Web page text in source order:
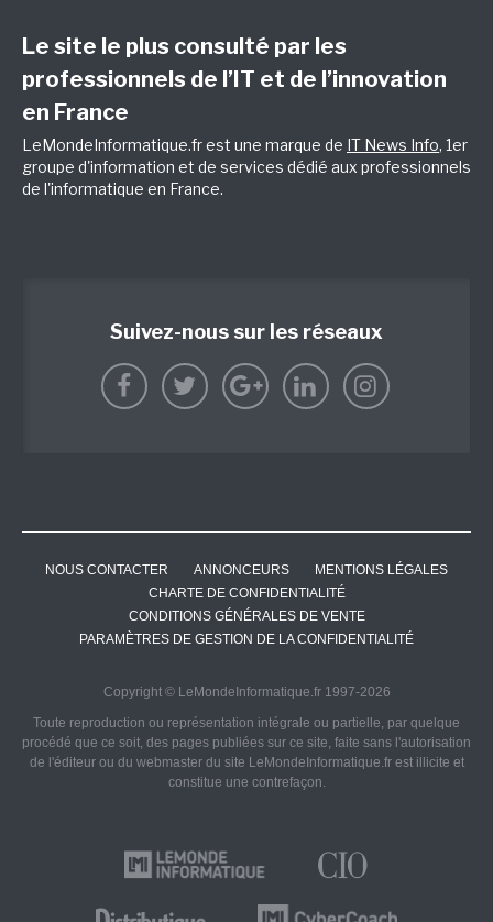
Le site le plus consulté par les
professionnels de l’IT et de l’innovation
en France
LeMondeInformatique.fr est une marque de IT News Info, 1er
groupe d'information et de services dédié aux professionnels
de l'informatique en France.
Suivez-nous sur les réseaux
NOUS CONTACTER ANNONCEURS
MENTIONS LÉGALES
CHARTE DE CONFIDENTIALITÉ
CONDITIONS GÉNÉRALES DE VENTE
PARAMÈTRES DE GESTION DE LA CONFIDENTIALITÉ
Copyright © LeMondeInformatique.fr 1997-2026
Toute reproduction ou représentation intégrale ou partielle, par quelque
procédé que ce soit, des pages publiées sur ce site, faite sans l'autorisation
de l'éditeur ou du webmaster du site LeMondeInformatique.fr est illicite et
constitue une contrefaçon.